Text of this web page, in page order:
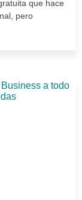
que hace
pero